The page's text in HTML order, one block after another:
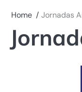
Home Jornadas